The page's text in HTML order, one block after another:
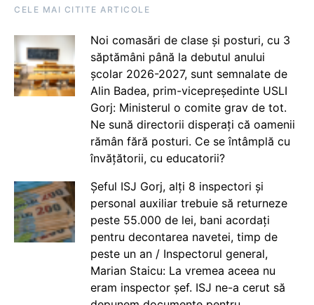
CELE MAI CITITE ARTICOLE
Noi comasări de clase și posturi, cu 3
săptămâni până la debutul anului
școlar 2026-2027, sunt semnalate de
Alin Badea, prim-vicepreședinte USLI
Gorj: Ministerul o comite grav de tot.
Ne sună directorii disperați că oamenii
rămân fără posturi. Ce se întâmplă cu
învățătorii, cu educatorii?
Șeful ISJ Gorj, alți 8 inspectori și
personal auxiliar trebuie să returneze
peste 55.000 de lei, bani acordați
pentru decontarea navetei, timp de
peste un an / Inspectorul general,
Marian Staicu: La vremea aceea nu
eram inspector șef. ISJ ne-a cerut să